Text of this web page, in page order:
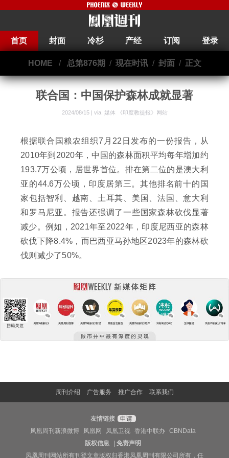
首页 封面 冷杉 产经 订阅 登录
HOME / 总第876期 / 现在时讯/ 封面/ 正文
联合国：中国保护森林成就显著
2024/08/15 | via. 媒体 《印度教徒报》网站
根据联合国粮农组织7月22日发布的一份报告，从
2010年到2020年，中国的森林面积平均每年增加约
193.7万公顷，居世界首位。排在第二位的是澳大利
亚的44.6万公顷，印度居第三。其他排名前十的国
家包括智利、越南、土耳其、美国、法国、意大利
和罗马尼亚。报告还强调了一些国家森林砍伐显著
减少。例如，2021年至2022年，印度尼西亚的森林
砍伐下降8.4%，而巴西亚马孙地区2023年的森林砍
伐则减少了50%。
周刊介绍 广告服务 推广合作 联系我们
友情链接
申请
凤凰周刊新浪微博
凤凰网 凤凰卫视 香港中联办
CBNData
版权信息
|免责声明
凤凰周刊网站所有刊登文章版权归香港凤凰周刊有限公司所有，任